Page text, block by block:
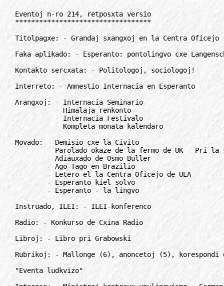
Eventoj n-ro 214, retposxta versio
**********************************

Titolpagxe: - Grandaj sxangxoj en la Centra Oficejo

Faka aplikado: - Esperanto: pontolingvo cxe Langenscheidt

Kontakto sercxata: - Politologoj, sociologoj!

Interreto: - Amnestio Internacia en Esperanto

Arangxoj: - Internacia Seminario
          - Himalaja renkonto
          - Internacia Festivalo
          - Kompleta monata kalendaro

Movado: - Demisio cxe la Civito
        - Parolado okaze de la fermo de UK - Pri la sento, esti prezidanto
        - Adiauxado de Osmo Buller
        - Ago-Tago en Brazilio
        - Letero el la Centra Oficejo de UEA
        - Esperanto kiel solvo
        - Esperanto - la lingvo

Instruado, ILEI: - ILEI-konferenco

Radio: - Konkurso de Cxina Radio

Libroj: - Libro pri Grabowski

Rubrikoj: - Mallonge (6), anoncetoj (5), korespondi deziras (8)

"Eventa ludkvizo"

Interese: - Ministroj kontraux unulingvismo - Germanio kaj Francio plendas
            cxe EU
          - Kiel oni igxas jxurnalisto
          - Cxu vi sciis, ke...
          - Pensu logike! - Paroj kaj preferoj

***************************************************************************

TITOLPAGxE
//////////

Grandaj sxangxoj en la Centra Oficejo
=====================================

Lige al la lastaj elektoj de la estraro post kelkaj monatoj forlasos la
Centran Oficejon de UEA pluraj oficistoj, inter ili ambaux direktoroj, kaj
redaktoro de la revuo Esperanto.

La Centra Oficejo, CO en Roterdamo estas la plej cxefa motoro de la
Esperanto-movado. 11 oficistoj priservas ne nur la estraron de UEA, sed
ankaux la Landajn Asociojn, la individuajn membroj, funkciigas la
"Libroservon", organizas la UK-n, prizorgas la eldonan agadon (la revuo kaj
multaj libroj), kaj plenumas dekojn kaj dekojn de aliaj cxiutagaj taskoj.
Ne senkauxze elformigxis la diro, ke "UEA povas ekzisti sen bone funkcianta
estraro, sed ne povas ekzisti sen la Centra Oficejo".

En la fino de la lasta komitatkunsido en Zagrebo, Osmo Buller (la gxenerala
direktoro de CO) ekstaris kaj anoncis la demision de si mem kaj de Pasquale
Zapelli (direktoro). Ankoraux samtage ankaux Istvan Ertl (redaktoro de la
revuo Esperanto) anoncis sian demision al la nova prezidanto Renato
Corsetti. La sxokiga anonco de Osmo Buller tamen apenaux estis perceptita
de la Komitato, krom Corsetti nur Anna Ritamaki - kun fluantaj larmoj -
dankis plenkore la tutan gxisnunan agadon de Osmo en la interesoj de UEA.
La 27-an de auxgusto la abdiko estis ankaux skribe sendita al la estraro,
kaj tiam vekigxis ankaux la gxis tiam dormanta komitato, kaj eksvarmis la
mesagxoj en la komitata retlisto.

Pezigas la situacion, ke fine de decembro pensiigxos Simo Milojevicx, kaj
pluraj aliaj oficistoj sercxadas por si novan laboron.

La abdikoj tamen ne signifas blokigon de CO. En sia adiauxa parolo Osmo
emfazis, ke ili ne volas piki en la dorson de la asocio, ecx inverse: ili
pretas kaj volas helpi la instruadon, ekzercigon de la posteuloj, kaj faros
cxion por la glata transdonado de la funkcioj. Osmo Buller restos gxis fino
de februaro (dum 4 jaroj li ne foruzis siajn feri-tagojn, do formale restos
en plusaj 89 tagoj), Istvan Ertl restos lauxplane gxis fino de julio.

* * *

Labori kiel oficisto en Esperantujo estas ege malfacila afero. Oni devas
plenumi amason de deekstere apenaux videbla tasko, aliflanke la cxefajn
decidojn faras la honoroficaj estraranoj, kiuj ofte ne vere estas fakuloj
pri organiziko, kaj ne konas (ne povas koni) la detalojn de multaj fluantaj
aferoj. Krome, la oficistoj devas kunlabori kun dauxre sxangxigxantaj
personoj kaj plenumi ilian decidon, ecx se ili estas malgxustaj kaj eraraj.
En tiuj aferoj - sed ankaux ene de la estrara laboro - kompreneble aperas
ankaux personaj konfliktoj. (Cxe la lastaj elektoj ekzemple en Montpellier
ecx 2 personoj rezignis pri sia estraraneco se tiun partoprenos ankaux
Michela Lipari...)

Ankaux en la pasinta jaro estis situacio, kiam lige al nebazita krim-
kalumniado fare de Sabira Stahlberg la konduto de estraranoj vekis personan
konflikton. Osmo en sia parolo en Zagrebo aparte atentigis la ontajn
estrarojn, ke en sia malfacila laboro kaj sinoferto la oficistoj bezonas
cxefe la subtenonaparte de la estraro. "Kvankam ni scias, ke estas nesimpla
afero trovi samtempe 2 direktorojn, tamen cxiuj rajtas rezigni pri sia
posteno..."

Membro de la elekto-komisiono asertas, ke li ne estis avertitaj pri
fundamenta ne-akordigxo inter iuj estraranoj kaj CO. Pluraj komitatanoj ja
konsciis pri la problemo, sed tute ne zorgis pri la eventuala sekvo de
elektoj, aliaj (la plimulto) ne interesigxas aux tute ne scias pri la
problemoj.

Do la fina rezulto: pro la estrarana elektigxo de Michela Lipari, kaj
elektigxo de Renato Corsetti kiel prezidanto 2 direktoroj plus la redaktoro
de la revuo Esperanto forlasas la Centran Oficejon.

La Esperanto-movadon atendas malfacilaj monatoj...

Laszlo Szilvasi

***************************************************************************

FAKA APLIKADO
/////////////

Esperanto: pontolingvo cxe Langenscheidt
========================================

La fama germana firmao Langenscheidt ofertas komputilan programon por
parkerigi vortojn de fremdaj lingvoj ("Vokabeltrainer"). Gxi uzeblas jam
por 57 lingvoj; la koncernajn vortlistojn oni povas elsxuti senpage el la
reto. Inter ili trovigxas ankaux bonkvalita vortlisto Esperanto-germana kun
8.430 vortoj. Laux nombro de la elsxutoj, Esperanto trovigxas nun sur la
22a loko (aux sur la 12a, se ni adicias la elsxutojn de cxiuj vortlistoj de
la sama lingvo). Sed ankoraux pli interese estas, ke plimulto de la
vortlistoj estas farita surbaze de Esperanto kiel pontolingvo.

Ulrich Matthias
Rete: ulrich.matthias@forigu.t-online.de

***************************************************************************

KONTAKTO SERCxATA
/////////////////

Politologoj, sociologoj!
========================

Oni sercxas kontaktojn kun politikistoj, sociologoj, okupigxantoj pri
internaciaj rilatoj por fake korespondi, kunlabori, k. s.
Kontakti eblas:

Valentin Seguru
ul. Nagornaja, 15-1-66 RU-113186 Moskva, Rusio

***************************************************************************

INTERRETO
/////////

Amnestio Internacia en Esperanto
================================

Danke al Vincent Charlot, ekde nun eblas legi aktualajn komunikojn de
Amnestio Internacia en la Internacia Lingvo, Esperanto. La tekstoj estas
libere uzeblaj, kaj vi povas aperigi ilin en viaj revuoj aux informiloj.

La materialo troveblas cxe: http://users.skynet.be/bs939002/amnestio.html.

Jakvo Schram
Rete: j.schram@forigu.skynet.be

***************************************************************************

ARANGxOJ
////////

Internacia Seminario
====================

La 45-a Internacia Seminraio, IS okazas inter 27. 12. 2001 - 03. 01. 2002
en Rotenburg, Germanio. IS estas "la junulara, silvestra Esperanto-arangxo"
en Germanio. Cxi jare la loko estas unu el la plej belaj urboj de la lando.
La partoprenantojn atendas la amuzigaj programoj kaj neforgesebla etoso.
Okazas kursoj, ludoj, ekskursoj, silvestra balo kaj cxiunokta, freneza
diskoteko.
Pliaj informoj kaj aligxo cxe:

Germana Esperanto-Junularo
Grellstr 36, DE-10409 Berlin, Germanio
Rete: bero@forigu.esperanto.de

***************************************************************************

Himalaja renkonto
=================

La 4-a Internacia Himalaja Renkonto okazas inter 26. 02. - 08. 03. 2002. La
celo de la renkonto estas kunigi esperantistojn el la tuta mondo en unika
loko por kune babili, vagadi, ferii, ktp.
Pliaj informoj kaj aligxo cxe:

Nepala Esperanto-Asocio
Pk. 10518, Kathmandu, Nepalo

***************************************************************************

Internacia Festivalo
====================

La 18-a Internacia Festivalo, IF okazas inter 27. 12. 2001 - 03. 01. 2002
en Magdeburgo, Germanio. IF estas la "tradicia, familia, silvestra" arangxo
en Germanio. Oni atendas familiojn kaj esperantistojn prefere inter 25-55
jaroj, sed memkompreneble ankaux aliagxulojn. Estas programoj por paroj,
familioj kaj familioj kun infanoj. Oni povas en agrabla Esperanto-medio
renkonti la novan jaron dum la internacia festivalo.
Pliaj informoj kaj aligxo cxe:

Hans-Dieter Platz
Postfach 1148, DE-34303 Niedenstein, Germanio
Rete: hdp@forigu.internacia-festivalo.de

***************************************************************************

Kompleta monata kalendaro
=========================

La kompleta jara listo de E-arangxoj dauxre aktualigata de ni, troveblas en
interreto http://www.eventoj.hu . Korektoj, aldonoj estas bonvenaj! Por
ricevi txt-formatan version sendu mesagxon (enhavo ne gravas) al la
auxtomato: kalendaro@forigu.esperanto.org

* * *

21-23.09. 14-a Internacia Kultura Festivalo en Usti nad Labem. Inf:
Miroslav Smycka, Kojeticka 90, CZ-403 03 Usti nad Labem, Cxehio. Tel:
+420-47-5532417
* * *
21-23.09. 17-a Kongreso de Polaj Esperantistoj-Fervojistoj en Malbork. Inf:
s-ro Mieczyslaw Pietrzikowski, ul. 3 Maja 25/31, PL-80-802 Gdansk, Polio.
* * *
21-30.09. 27-a Internacia Forumo pri Turismo, Edukado kaj Kulturo kaj 24-a
Sanmarineca Universitata Sesio de AIS San-Marino kaj 20-a Pola Studadsesio
de AIS, Bydgoszcz. Inf: Monda Turismo, str. M. Sklodowskiej-Curie 10,
PL-85-094 Bydgoszcz, Polio. Tel/fakso: +48-52-3415744 aux 3460082. Rete:
andreo@forigu.rubikon.net.pl
* * *
22-23.09. Skota Studrondo, Dunblane. Inf: Esperanto-Asocio de Skotlando, 47
Airbles Crescent, Motherwell, ML1 3AP, Skotlando, Britio. Rete:
secretary@forigu.ScottishEsperanto.Gothere.uk.com
* * *
23-28.09. InterlingvistikaJ Studoj cxe la Universitato Adam Mickiewicz,
Poznan. Inf: Ilona Koutny, str. Poniatowskiego 3, PL-62-020 Swaredz, Polio.
Tel: +48-61-8172873. Rete: ikoutny@forigu.amu.edu.pl
* * *
26.09. Euxropa tago de lingvoj
* * *
26-28.09. Kongreso de REFA en delto de Danubo. Inf: Stefan Mihai, str.
Mircea cel Bartan 39 bl. 51 ap. 26, RO-2200 Brasov, Rumanio. Tel:
+40-92-830123
* * *
27-30.09. 12-a MontKabana Renkont